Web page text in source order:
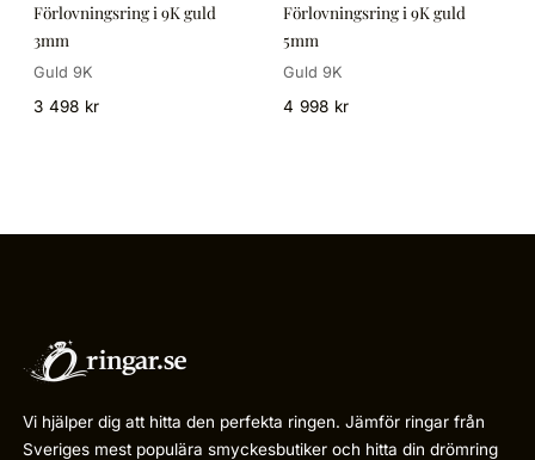
Förlovningsring i 9K guld
3mm
Guld 9K
3 498 kr
Förlovningsring i 9K guld
5mm
Guld 9K
4 998 kr
Vi hjälper dig att hitta den perfekta ringen. Jämför ringar från
Sveriges mest populära smyckesbutiker och hitta din drömring